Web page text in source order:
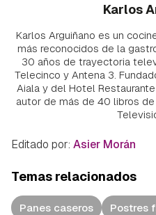
Karlos
Karlos Arguiñano es un
más reconocidos de la
30 años de trayectoria
Telecinco y Antena 3.
Aiala y del Hotel
autor de más de 40 libros
Editado por: Asier Morán
Temas relacionados
Panes caseros Postres